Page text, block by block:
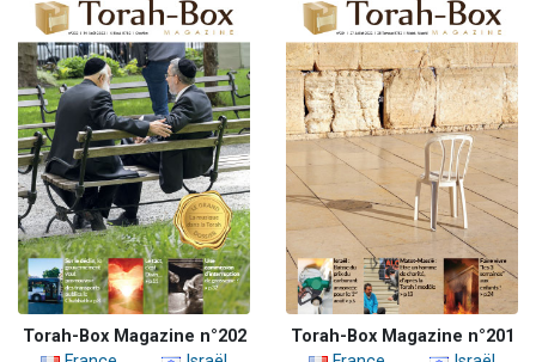
Torah-Box Magazine n°202
Torah-Box Magazine n°201